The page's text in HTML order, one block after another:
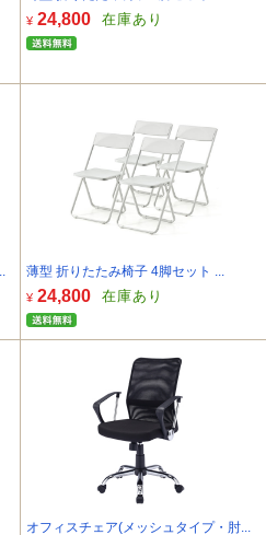
¥ 24,800 在庫あり
薄型 折りたたみ椅子 4脚セット ...
¥ 24,800 在庫あり
オフィスチェア(メッシュタイプ・肘...